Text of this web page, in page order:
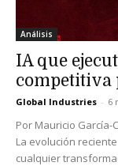
Análisis
IA que
competitiva
Global Industries - 6
Por Mauricio
La evolución
cualquier